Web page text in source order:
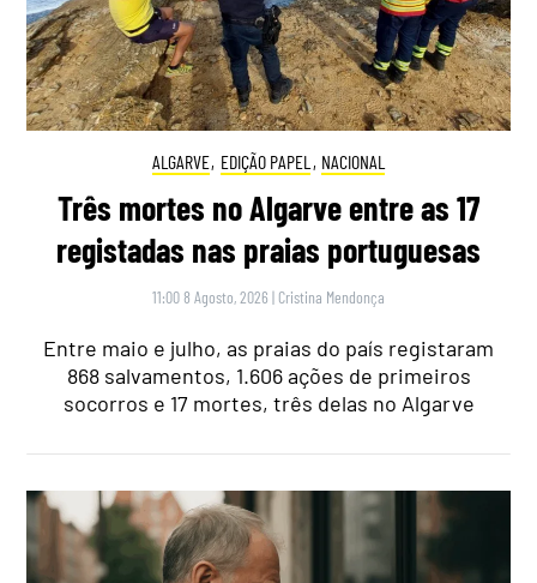
ALGARVE, EDIÇÃO PAPEL , NACIONAL
Três mortes no Algarve entre as 17
registadas nas praias portuguesas
11:00 8 Agosto, 2026 | Cristina Mendonça
Entre maio e julho, as praias do país registaram
868 salvamentos, 1.606 ações de primeiros
socorros e 17 mortes, três delas no Algarve